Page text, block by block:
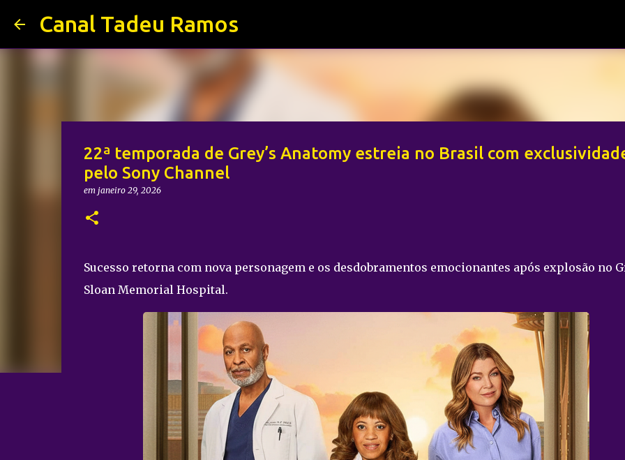
Canal Tadeu Ramos
22ª temporada de Grey’s Anatomy estreia no Brasil com
pelo Sony Channel
em janeiro 29, 2026
Sucesso retorna com nova personagem e os desdobramentos emocionantes após explosão no
Sloan Memorial Hospital.